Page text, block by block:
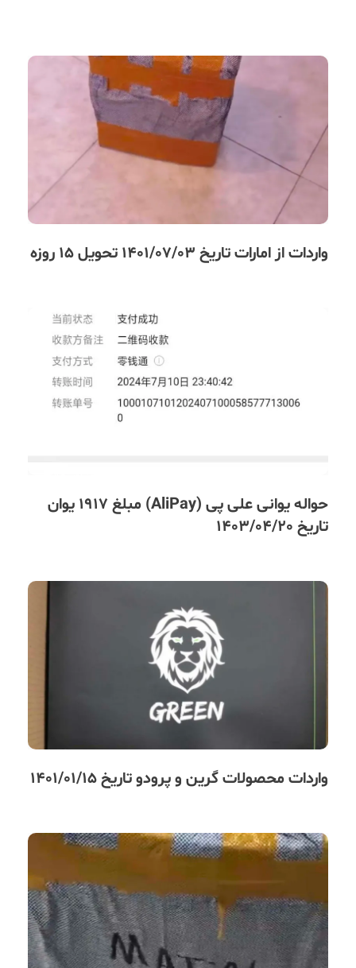
واردات از امارات تاریخ 1401/07/03 تحویل 15 روزه
حواله یوانی علی پی (AliPay) مبلغ 1917 یوان
تاریخ 1403/04/20
واردات محصولات گرین و پرودو تاریخ 1401/01/15